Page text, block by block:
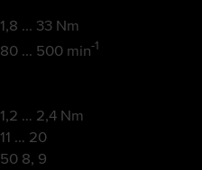
1,8 ... 33 Nm
80 ... 500 min-1
1,2 … 2,4 Nm
11 … 20
50 8, 9